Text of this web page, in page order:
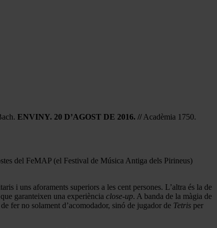
ENVINY. 20 D’AGOST DE 2016. //Acadèmia 1750.
del FeMAP (el Festival de Música Antiga dels Pirineus)
i uns aforaments superiors a les cent persones. L’altra és la de
garanteixen una experiència close-up. A banda de la màgia de
fer no solament d’acomodador, sinó de jugador de Tetris per